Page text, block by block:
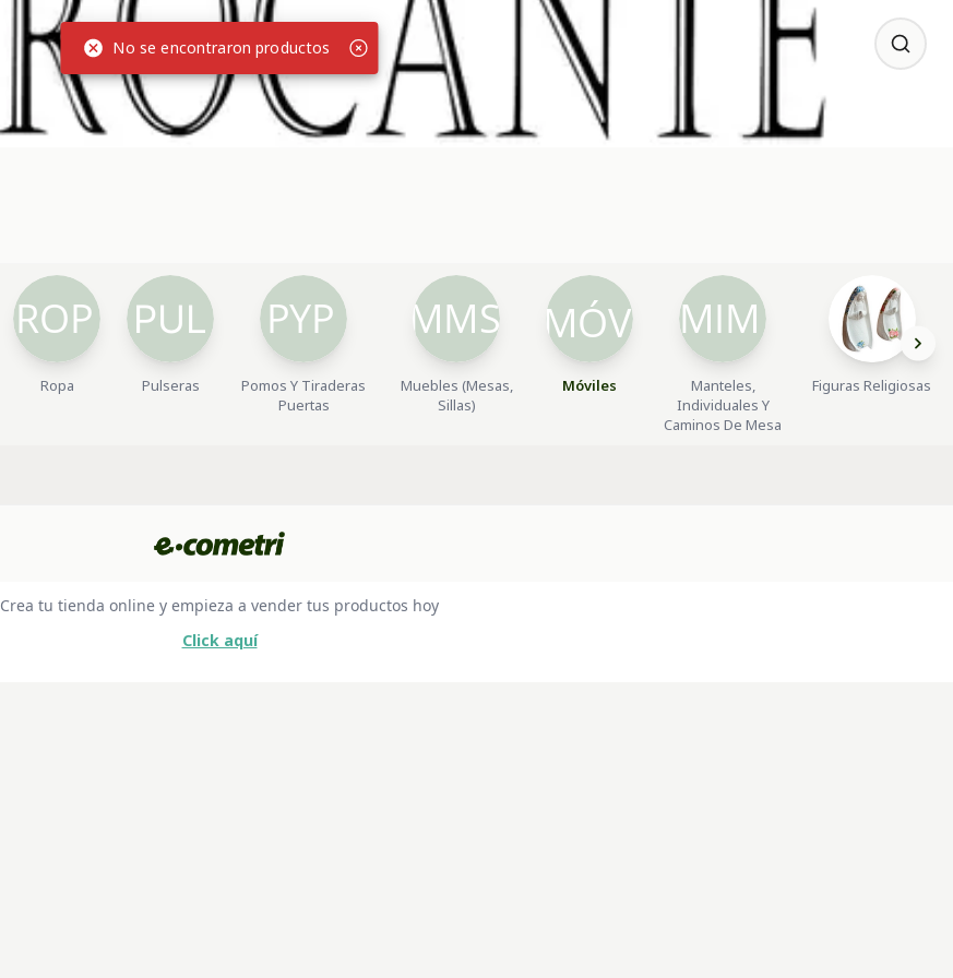
Ropa Pulseras
Pomos Y Tiraderas
Puertas
Muebles (Mesas,
Sillas)
Móviles
Manteles,
Individuales Y
Caminos De Mesa
Figuras Religiosas
Crea tu tienda online y empieza a vender tus productos hoy
Click aquí
No se encontraron productos